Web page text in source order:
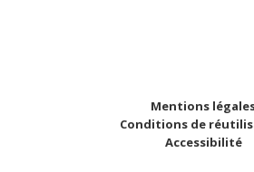
Mentions
Conditions de
Accessibilité